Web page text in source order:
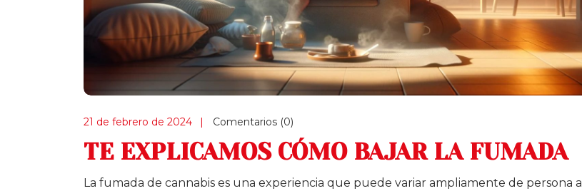
21 de febrero de 2024 Comentarios (0)
TE EXPLICAMOS CÓMO BAJAR LA FUMADA
La fumada de cannabis es una experiencia que puede variar ampliamente de persona a